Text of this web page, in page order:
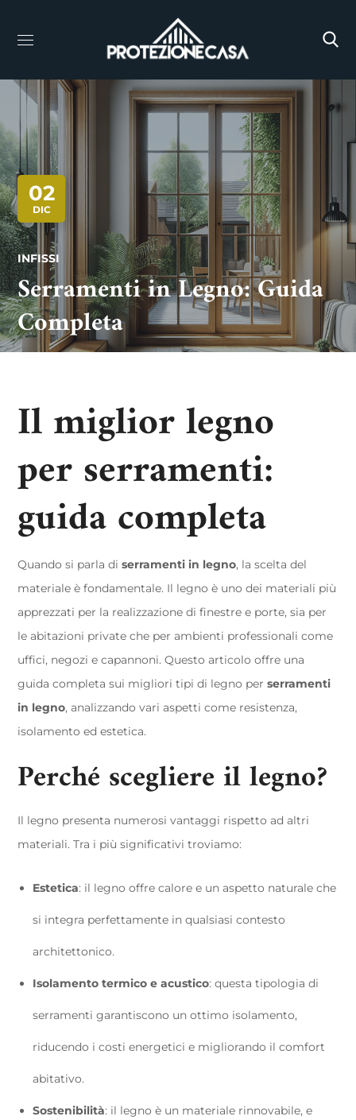
02
DIC
INFISSI
Serramenti in Legno: Guida
Completa
Il miglior legno
per serramenti:
guida completa
Quando si parla diserramenti in legno, la scelta del
materiale è fondamentale. Il legno è uno dei materiali più
apprezzati per la realizzazione di finestre e porte, sia per
le abitazioni private che per ambienti professionali come
uffici, negozi e capannoni. Questo articolo offre una
guida completa sui migliori tipi di legno perserramenti
in legno, analizzando vari aspetti come resistenza,
isolamento ed estetica.
Perché scegliere il legno?
Il legno presenta numerosi vantaggi rispetto ad altri
materiali. Tra i più significativi troviamo:
Estetica: il legno offre calore e un aspetto naturale che
si integra perfettamente in qualsiasi contesto
architettonico.
Isolamento termico e acustico: questa tipologia di
serramenti garantiscono un ottimo isolamento,
riducendo i costi energetici e migliorando il comfort
abitativo.
Sostenibilità: il legno è un materiale rinnovabile, e